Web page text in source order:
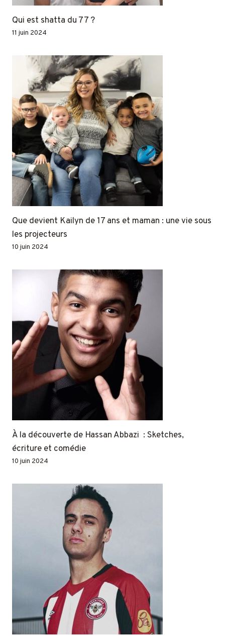
Qui est shatta du 77 ?
11 juin 2024
Que devient Kailyn de 17 ans et maman : une vie sous
les projecteurs
10 juin 2024
À la découverte de Hassan Abbazi : Sketches,
écriture et comédie
10 juin 2024